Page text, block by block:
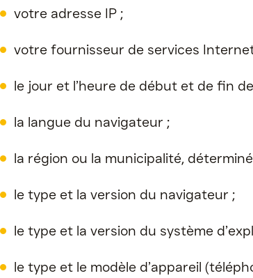
votre adresse IP ;
votre fournisseur de services
le jour et l’heure de début et de fin
la langue du navigateur ;
la région ou la municipalité,
le type et la version du navigateur ;
le type et la version du système
le type et le modèle d’appareil